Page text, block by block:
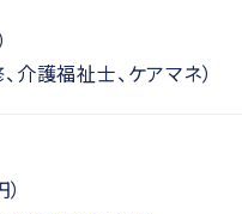
護福祉士、ケアマネ）